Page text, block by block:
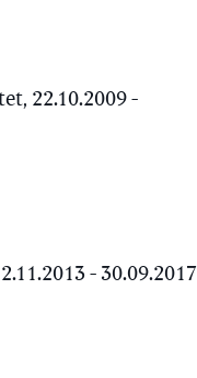
22.10.2009 -
- 30.09.2017